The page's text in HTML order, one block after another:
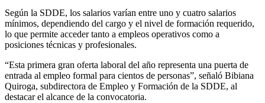
Según la SDDE, los salarios varían entre uno y cuatro salarios
mínimos, dependiendo del cargo y el nivel de formación requerido,
lo que permite acceder tanto a empleos operativos como a
posiciones técnicas y profesionales.
“Esta primera gran oferta laboral del año representa una puerta de
entrada al empleo formal para cientos de personas”, señaló Bibiana
Quiroga, subdirectora de Empleo y Formación de la SDDE, al
destacar el alcance de la convocatoria.